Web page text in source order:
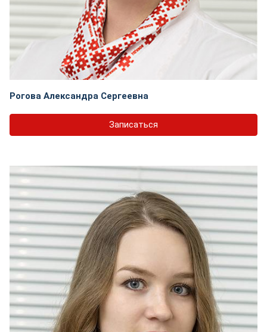
Рогова Александра Сергеевна
Записаться